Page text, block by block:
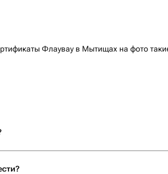
Флаувау в Мытищах на фото